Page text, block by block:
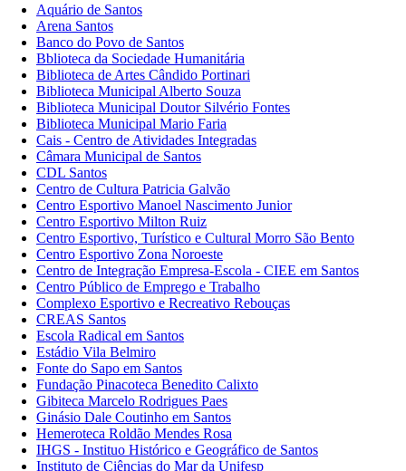
Aquário de Santos
Arena Santos
Banco do Povo de Santos
Bblioteca da Sociedade Humanitária
Biblioteca de Artes Cândido Portinari
Biblioteca Municipal Alberto Souza
Biblioteca Municipal Doutor Silvério Fontes
Biblioteca Municipal Mario Faria
Cais - Centro de Atividades Integradas
Câmara Municipal de Santos
CDL Santos
Centro de Cultura Patricia Galvão
Centro Esportivo Manoel Nascimento Junior
Centro Esportivo Milton Ruiz
Centro Esportivo, Turístico e Cultural Morro São Bento
Centro Esportivo Zona Noroeste
Centro de Integração Empresa-Escola - CIEE em Santos
Centro Público de Emprego e Trabalho
Complexo Esportivo e Recreativo Rebouças
CREAS Santos
Escola Radical em Santos
Estádio Vila Belmiro
Fonte do Sapo em Santos
Fundação Pinacoteca Benedito Calixto
Gibiteca Marcelo Rodrigues Paes
Ginásio Dale Coutinho em Santos
Hemeroteca Roldão Mendes Rosa
IHGS - Instituo Histórico e Geográfico de Santos
Instituto de Ciências do Mar da Unifesp